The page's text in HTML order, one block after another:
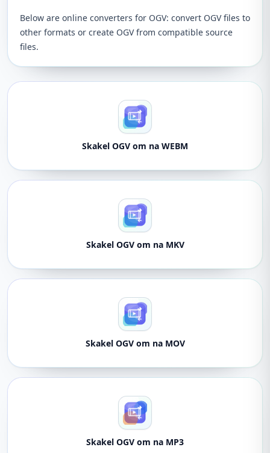
Below are online converters for OGV: convert OGV files to
other formats or create OGV from compatible source
files.
Skakel OGV om na WEBM
Skakel OGV om na MKV
Skakel OGV om na MOV
Skakel OGV om na MP3